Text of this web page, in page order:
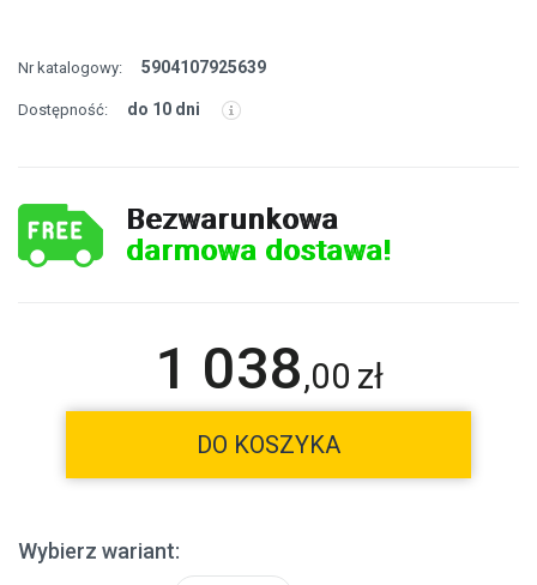
Nr katalogowy: 5904107925639
Dostępność: do 10 dni
Bezwarunkowa
darmowa dostawa!
1 038,00 zł
DO KOSZYKA
Wybierz wariant: